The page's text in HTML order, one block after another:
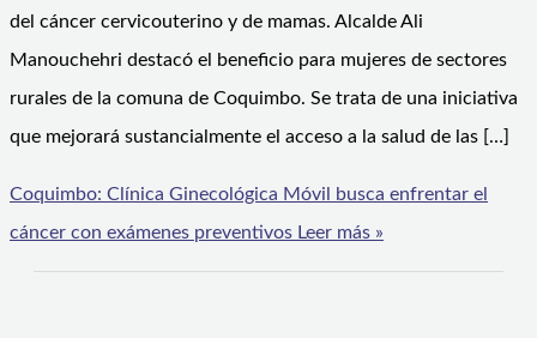
del cáncer cervicouterino y de mamas. Alcalde Ali
Manouchehri destacó el beneficio para mujeres de sectores
rurales de la comuna de Coquimbo. Se trata de una iniciativa
que mejorará sustancialmente el acceso a la salud de las […]
Coquimbo: Clínica Ginecológica Móvil busca enfrentar el
cáncer con exámenes preventivos Leer más »